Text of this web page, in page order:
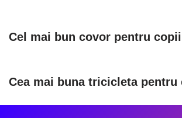
Cel mai bun covor pentru
Cea mai buna tricicleta pentru